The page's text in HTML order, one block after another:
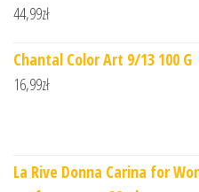
44,99zł
Chantal Color Art 9/13 100 G
16,99zł
La Rive Donna Carina for